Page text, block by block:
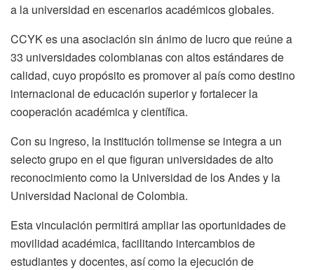
a la universidad en escenarios académicos globales.
CCYK es una asociación sin ánimo de lucro que reúne a
33 universidades colombianas con altos estándares de
calidad, cuyo propósito es promover al país como destino
internacional de educación superior y fortalecer la
cooperación académica y científica.
Con su ingreso, la institución tolimense se integra a un
selecto grupo en el que figuran universidades de alto
reconocimiento como la Universidad de los Andes y la
Universidad Nacional de Colombia.
Esta vinculación permitirá ampliar las oportunidades de
movilidad académica, facilitando intercambios de
estudiantes y docentes, así como la ejecución de